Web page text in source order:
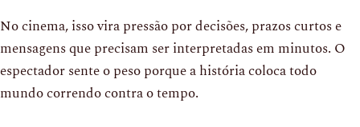
No cinema, isso vira pressão por decisões, prazos curtos e
mensagens que precisam ser interpretadas em minutos. O
espectador sente o peso porque a história coloca todo
mundo correndo contra o tempo.